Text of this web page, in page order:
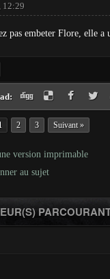
12:29
pas embeter Flore, elle a
2 3 Suivant »
version imprimable
au sujet